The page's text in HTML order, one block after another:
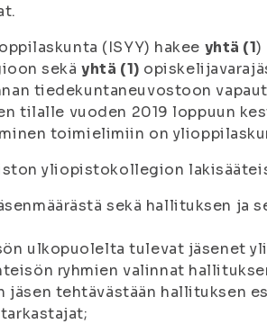
(ISYY) hakee yhtä (1)
sekäyhtä (1)
tiedekuntaneuvostoon
tilalle vuoden 2019 loppuun
toimielimiin on
yliopistokollegion
sekä hallituksen ja
ulkopuolelta tulevat jäsenet
ryhmien valinnat
jäsen tehtävästään hallituksen